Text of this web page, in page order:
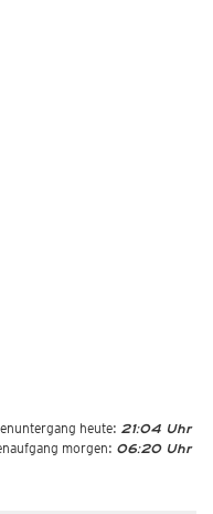
heute: 21:04 Uhr
morgen: 06:20 Uhr